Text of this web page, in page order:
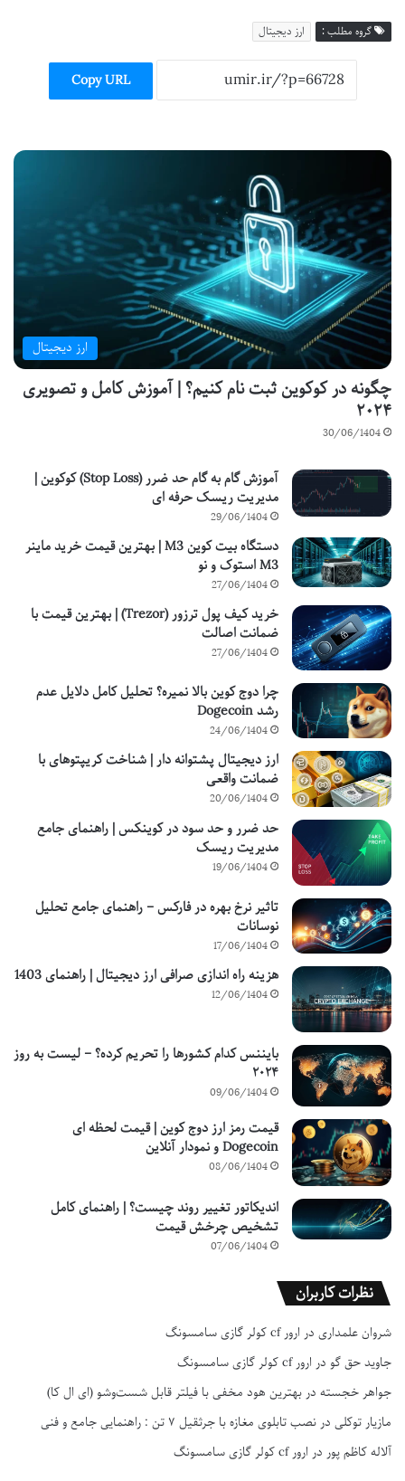
گروه مطلب : ارز دیجیتال
Copy URL
ارز دیجیتال
چگونه در کوکوین ثبت نام کنیم؟ | آموزش کامل و تصویری
۲۰۲۴
30/06/1404
آموزش گام به گام حد ضرر (Stop Loss) کوکوین |
مدیریت ریسک حرفه ای
29/06/1404
دستگاه بیت کوین M3 | بهترین قیمت خرید ماینر
M3 استوک و نو
27/06/1404
خرید کیف پول ترزور (Trezor) | بهترین قیمت با
ضمانت اصالت
27/06/1404
چرا دوج کوین بالا نمیره؟ تحلیل کامل دلایل عدم
رشد Dogecoin
24/06/1404
ارز دیجیتال پشتوانه دار | شناخت کریپتوهای با
ضمانت واقعی
20/06/1404
حد ضرر و حد سود در کوینکس | راهنمای جامع
مدیریت ریسک
19/06/1404
تاثیر نرخ بهره در فارکس – راهنمای جامع تحلیل
نوسانات
17/06/1404
هزینه راه اندازی صرافی ارز دیجیتال | راهنمای 1403
12/06/1404
بایننس کدام کشورها را تحریم کرده؟ – لیست به روز
۲۰۲۴
09/06/1404
قیمت رمز ارز دوج کوین | قیمت لحظه ای
Dogecoin و نمودار آنلاین
08/06/1404
اندیکاتور تغییر روند چیست؟ | راهنمای کامل
تشخیص چرخش قیمت
07/06/1404
نظرات کاربران
شروان علمداری در ارور cf کولر گازی سامسونگ
جاوید حق گو در ارور cf کولر گازی سامسونگ
جواهر خجسته در بهترین هود مخفی با فیلتر قابل شست‌وشو (ای ال کا)
مازیار توکلی در نصب تابلوی مغازه با جرثقیل ۷ تن : راهنمایی جامع و فنی
آلاله کاظم پور در ارور cf کولر گازی سامسونگ